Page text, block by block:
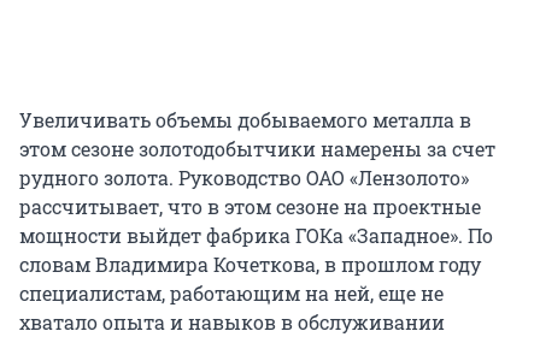
Увеличивать объемы добываемого металла в
этом сезоне золотодобытчики намерены за счет
рудного золота. Руководство ОАО «Лензолото»
рассчитывает, что в этом сезоне на проектные
мощности выйдет фабрика ГОКа «Западное». По
словам Владимира Кочеткова, в прошлом году
специалистам, работающим на ней, еще не
хватало опыта и навыков в обслуживании